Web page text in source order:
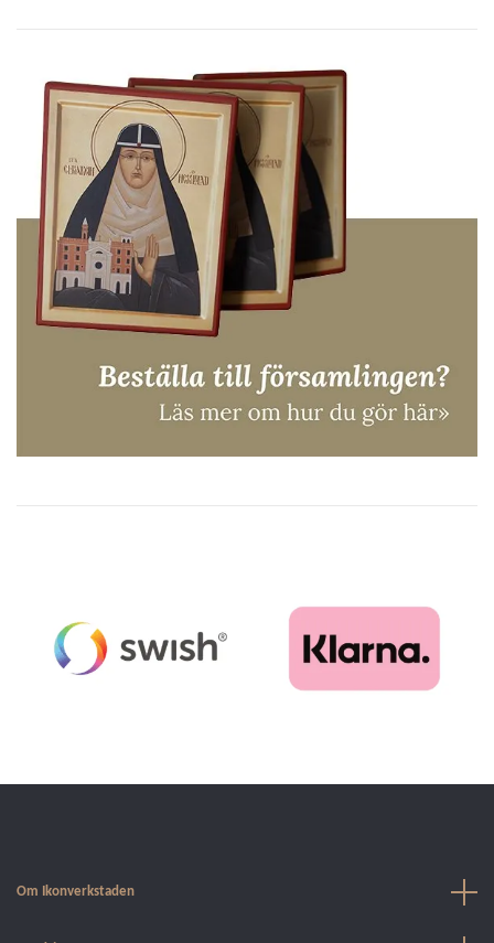
Om Ikonverkstaden